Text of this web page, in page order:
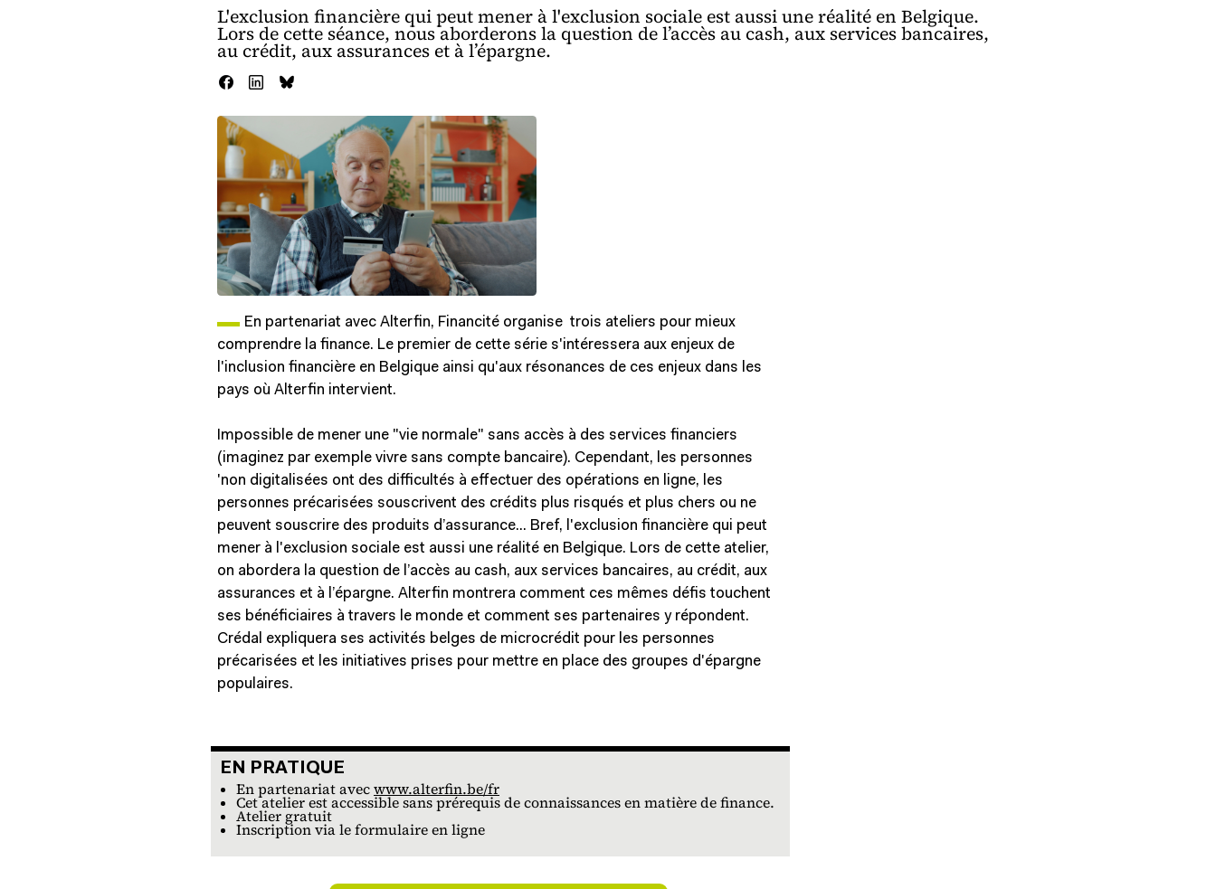
L'exclusion financière qui peut mener à l'exclusion sociale est aussi une réalité en Belgique.
Lors de cette séance, nous aborderons la question de l’accès au cash, aux services bancaires,
au crédit, aux assurances et à l’épargne.
image de gabarit
En partenariat avec Alterfin, Financité organise trois ateliers pour mieux
comprendre la finance. Le premier de cette série s'intéressera aux enjeux de
l'inclusion financière en Belgique ainsi qu'aux résonances de ces enjeux dans les
pays où Alterfin intervient.
Impossible de mener une "vie normale" sans accès à des services financiers
(imaginez par exemple vivre sans compte bancaire). Cependant, les personnes
'non digitalisées ont des difficultés à effectuer des opérations en ligne, les
personnes précarisées souscrivent des crédits plus risqués et plus chers ou ne
peuvent souscrire des produits d’assurance... Bref, l'exclusion financière qui peut
mener à l'exclusion sociale est aussi une réalité en Belgique. Lors de cette atelier,
on abordera la question de l’accès au cash, aux services bancaires, au crédit, aux
assurances et à l’épargne. Alterfin montrera comment ces mêmes défis touchent
ses bénéficiaires à travers le monde et comment ses partenaires y répondent.
Crédal expliquera ses activités belges de microcrédit pour les personnes
précarisées et les initiatives prises pour mettre en place des groupes d'épargne
populaires.
EN PRATIQUE
En pratique
En partenariat avecwww.alterfin.be/fr
Cet atelier est accessible sans prérequis de connaissances en matière de finance.
Atelier gratuit
Inscription via le formulaire en ligne